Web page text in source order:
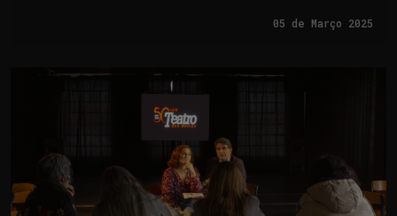
05 de Março 2025